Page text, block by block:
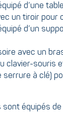
d’une
un tiroir pour
d’un
avec un
clavier-souris
serrure à clé)
sont équipés